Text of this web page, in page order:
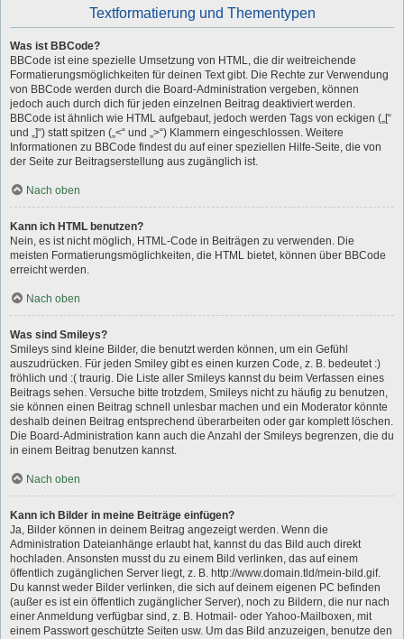
Textformatierung und Thementypen
Was ist BBCode?
BBCode ist eine spezielle Umsetzung von HTML, die dir weitreichende
Formatierungsmöglichkeiten für deinen Text gibt. Die Rechte zur Verwendung
von BBCode werden durch die Board-Administration vergeben, können
jedoch auch durch dich für jeden einzelnen Beitrag deaktiviert werden.
BBCode ist ähnlich wie HTML aufgebaut, jedoch werden Tags von eckigen („[“
und „]“) statt spitzen („<“ und „>“) Klammern eingeschlossen. Weitere
Informationen zu BBCode findest du auf einer speziellen Hilfe-Seite, die von
der Seite zur Beitragserstellung aus zugänglich ist.
Nach oben
Kann ich HTML benutzen?
Nein, es ist nicht möglich, HTML-Code in Beiträgen zu verwenden. Die
meisten Formatierungsmöglichkeiten, die HTML bietet, können über BBCode
erreicht werden.
Nach oben
Was sind Smileys?
Smileys sind kleine Bilder, die benutzt werden können, um ein Gefühl
auszudrücken. Für jeden Smiley gibt es einen kurzen Code, z. B. bedeutet :)
fröhlich und :( traurig. Die Liste aller Smileys kannst du beim Verfassen eines
Beitrags sehen. Versuche bitte trotzdem, Smileys nicht zu häufig zu benutzen,
sie können einen Beitrag schnell unlesbar machen und ein Moderator könnte
deshalb deinen Beitrag entsprechend überarbeiten oder gar komplett löschen.
Die Board-Administration kann auch die Anzahl der Smileys begrenzen, die du
in einem Beitrag benutzen kannst.
Nach oben
Kann ich Bilder in meine Beiträge einfügen?
Ja, Bilder können in deinem Beitrag angezeigt werden. Wenn die
Administration Dateianhänge erlaubt hat, kannst du das Bild auch direkt
hochladen. Ansonsten musst du zu einem Bild verlinken, das auf einem
öffentlich zugänglichen Server liegt, z. B. http://www.domain.tld/mein-bild.gif.
Du kannst weder Bilder verlinken, die sich auf deinem eigenen PC befinden
(außer es ist ein öffentlich zugänglicher Server), noch zu Bildern, die nur nach
einer Anmeldung verfügbar sind, z. B. Hotmail- oder Yahoo-Mailboxen, mit
einem Passwort geschützte Seiten usw. Um das Bild anzuzeigen, benutze den